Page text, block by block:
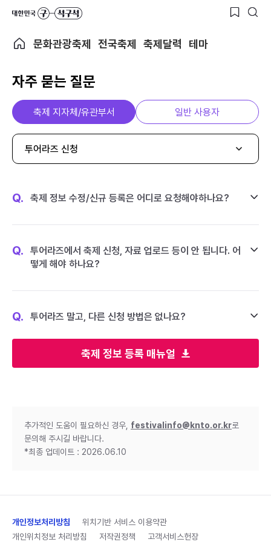
문화관광축제 전국축제 축제달력 테마
자주 묻는 질문
축제 정보 등록 매뉴얼
축제 지자체/유관부서 일반 사용자
투어라즈 신청
Q. 축제 정보 수정/신규 등록은 어디로 요청해야하나요?
Q.
투어라즈에서 축제 신청, 자료 업로드 등이 안 됩니다. 어
떻게 해야 하나요?
Q. 투어라즈 말고, 다른 신청 방법은 없나요?
추가적인 도움이 필요하신 경우, festivalinfo@knto.or.kr로
문의해 주시길 바랍니다.
*최종 업데이트 : 2026.06.10
개인정보처리방침
위치기반 서비스 이용약관
개인위치정보 처리방침
저작권정책 고객서비스헌장